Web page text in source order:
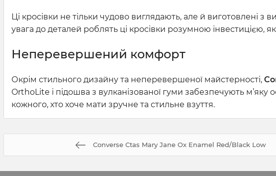
Ці кросівки не тільки чудово виглядають, але й виготовлені з
увага до деталей роблять ці кросівки розумною інвестицією,
Неперевершений комфорт
Окрім стильного дизайну та неперевершеної майстерності,
OrthoLite і підошва з вулканізованої гуми забезпечують м’яку
кожного, хто хоче мати зручне та стильне взуття.
Converse Ctas Mary Jane Ox Enamel Red/Black Low